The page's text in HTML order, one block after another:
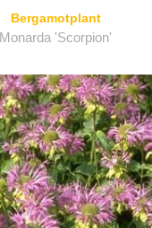
Bergamotplant
Monarda 'Scorpion'